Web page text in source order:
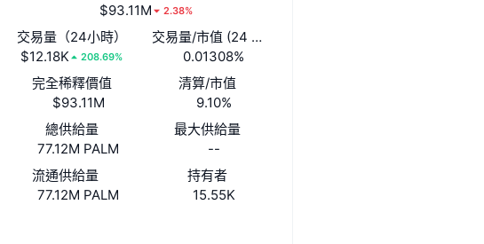
$93.11M
2.38%
交易量（24小時）
$12.18K
208.69%
交易量/市值 (24 小時)
0.01308%
完全稀釋價值
$93.11M
清算/市值
9.10%
總供給量
77.12M PALM
最大供給量
--
流通供給量
77.12M PALM
持有者
15.55K